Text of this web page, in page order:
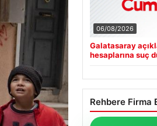
06/08/2026
Galatasaray
hesaplarına suç
Rehbere Firma